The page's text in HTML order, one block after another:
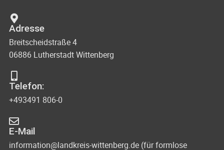
Adresse
Breitscheidstraße 4
06886 Lutherstadt Wittenberg
Telefon:
+493491 806-0
E-Mail
information@landkreis-wittenberg.de (für formlose